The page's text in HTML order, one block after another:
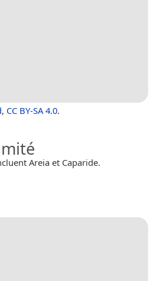
, CC BY-SA 4.0.
Areia et Caparide.